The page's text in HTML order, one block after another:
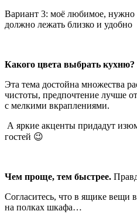
Вариант 3: моё любимое,
должно лежать близко и удобно
Какого цвета выбрать кухню?
Эта тема достойна множества
чистоты, предпочтение лучше
с мелкими вкраплениями.
А яркие акценты придадут
гостей 😉
Чем проще, тем быстрее.
Согласитесь, что в ящике
на полках шкафа…